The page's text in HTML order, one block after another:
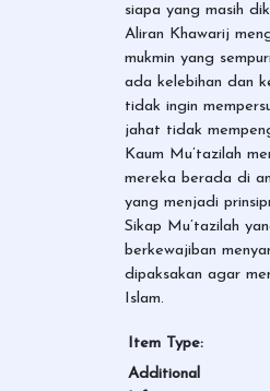
siapa yang masih
Aliran Khawarij
mukmin yang
ada kelebihan dan
tidak ingin
jahat tidak
Kaum Mu’tazilah
mereka berada di
yang menjadi
Sikap Mu’tazilah
berkewajiban
dipaksakan agar
Islam.
Item Type:
Additional